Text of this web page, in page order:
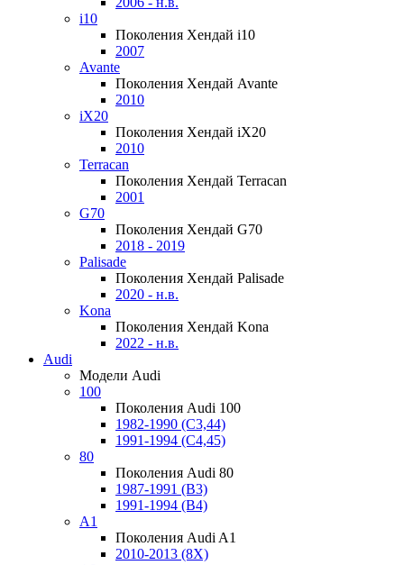
i10
Поколения Хендай i10
2007
Avante
Поколения Хендай Avante
2010
iX20
Поколения Хендай iX20
2010
Terracan
Поколения Хендай Terracan
2001
G70
Поколения Хендай G70
2018 - 2019
Palisade
Поколения Хендай Palisade
2020 - н.в.
Kona
Поколения Хендай Kona
2022 - н.в.
Audi
Модели Audi
100
Поколения Audi 100
1982-1990 (С3,44)
1991-1994 (С4,45)
80
Поколения Audi 80
1987-1991 (B3)
1991-1994 (B4)
A1
Поколения Audi A1
2010-2013 (8X)